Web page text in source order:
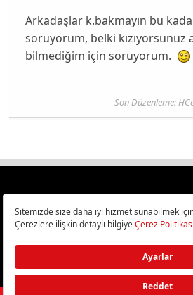
Arkadaşlar k.bakmayın bu
soruyorum, belki kızıyorsunuz
bilmediğim için soruyorum.
Son Düzenleme:
Bilişim ve Teknoloji Haberleri